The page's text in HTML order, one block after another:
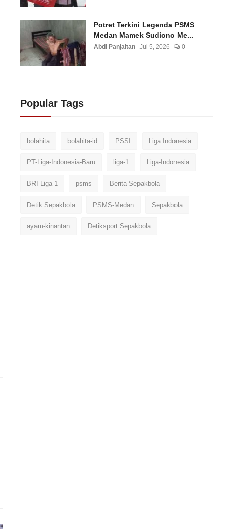
Potret Terkini Legenda PSMS
Medan Mamek Sudiono Me...
Abdi Panjaitan Jul 5, 2026 0
Popular Tags
bolahita bolahita-id PSSI Liga Indonesia
PT-Liga-Indonesia-Baru liga-1 Liga-Indonesia
BRI Liga 1 psms Berita Sepakbola
Detik Sepakbola PSMS-Medan Sepakbola
ayam-kinantan Detiksport Sepakbola